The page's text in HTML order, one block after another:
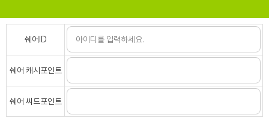
쉐어ID
쉐어 캐시포인트
쉐어 씨드포인트